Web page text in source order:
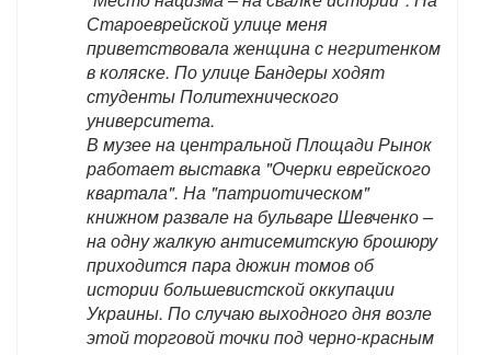
Староеврейской улице меня
приветствовала женщина с негритенком
в коляске. По улице Бандеры ходят
студенты Политехнического
университета.
В музее на центральной Площади Рынок
работает выставка "Очерки еврейского
квартала". На "патриотическом"
книжном развале на бульваре Шевченко –
на одну жалкую антисемитскую брошюру
приходится пара дюжин томов об
истории большевистской оккупации
Украины. По случаю выходного дня возле
этой торговой точки под черно-красным